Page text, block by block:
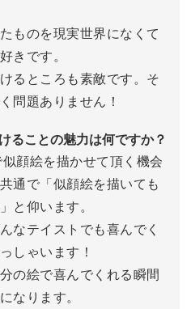
ものを現実世界になくて
きです。
るところも素敵です。そ
問題ありません！
ることの魅力は何ですか？
顔絵を描かせて頂く機会
通で「似顔絵を描いても
と仰います。
なテイストでも喜んでく
しゃいます！
の絵で喜んでくれる瞬間
なります。